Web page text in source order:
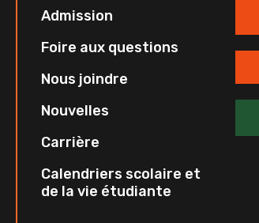
Admission
Foire aux questions
Nous joindre
Nouvelles
Carrière
Calendriers scolaire et
de la vie étudiante